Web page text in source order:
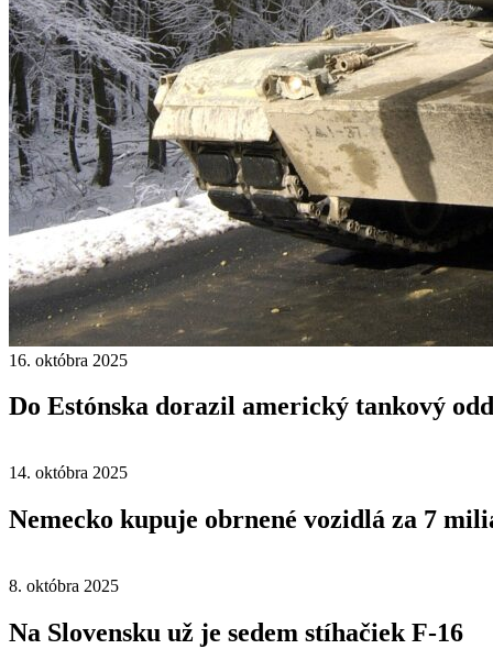
16. októbra 2025
Do Estónska dorazil americký tankový
14. októbra 2025
Nemecko kupuje obrnené vozidlá za 7
8. októbra 2025
Na Slovensku už je sedem stíhačiek F-16